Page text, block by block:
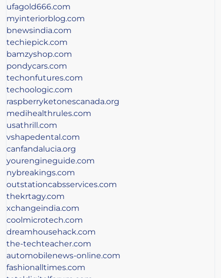
ufagold666.com
myinteriorblog.com
bnewsindia.com
techiepick.com
bamzyshop.com
pondycars.com
techonfutures.com
techoologic.com
raspberryketonescanada.org
medihealthrules.com
usathrill.com
vshapedental.com
canfandalucia.org
yourengineguide.com
nybreakings.com
outstationcabsservices.com
thekrtagy.com
xchangeindia.com
coolmicrotech.com
dreamhousehack.com
the-techteacher.com
automobilenews-online.com
fashionalltimes.com